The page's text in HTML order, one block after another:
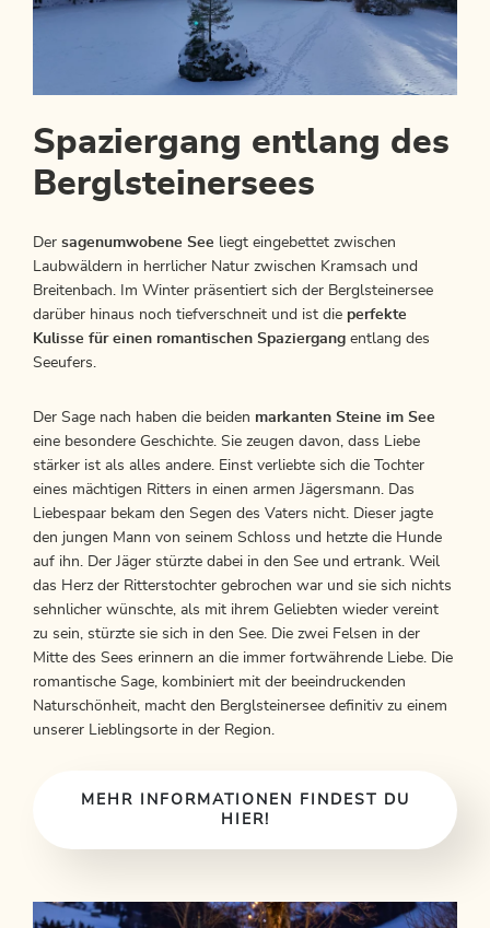
Spaziergang entlang des
Berglsteinersees
Der sagenumwobene See liegt eingebettet zwischen
Laubwäldern in herrlicher Natur zwischen Kramsach und
Breitenbach. Im Winter präsentiert sich der Berglsteinersee
darüber hinaus noch tiefverschneit und ist die perfekte
Kulisse für einen romantischen Spaziergang entlang des
Seeufers.
Der Sage nach haben die beiden markanten Steine im See
eine besondere Geschichte. Sie zeugen davon, dass Liebe
stärker ist als alles andere. Einst verliebte sich die Tochter
eines mächtigen Ritters in einen armen Jägersmann. Das
Liebespaar bekam den Segen des Vaters nicht. Dieser jagte
den jungen Mann von seinem Schloss und hetzte die Hunde
auf ihn. Der Jäger stürzte dabei in den See und ertrank. Weil
das Herz der Ritterstochter gebrochen war und sie sich nichts
sehnlicher wünschte, als mit ihrem Geliebten wieder vereint
zu sein, stürzte sie sich in den See. Die zwei Felsen in der
Mitte des Sees erinnern an die immer fortwährende Liebe. Die
romantische Sage, kombiniert mit der beeindruckenden
Naturschönheit, macht den Berglsteinersee definitiv zu einem
unserer Lieblingsorte in der Region.
MEHR INFORMATIONEN FINDEST DU
HIER!